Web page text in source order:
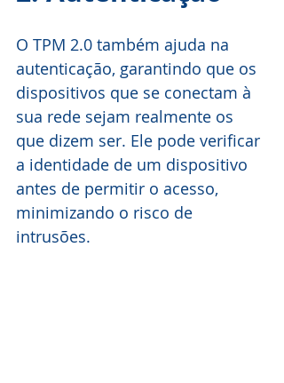
O TPM 2.0 também ajuda na
autenticação, garantindo que os
dispositivos que se conectam à
sua rede sejam realmente os
que dizem ser. Ele pode verificar
a identidade de um dispositivo
antes de permitir o acesso,
minimizando o risco de
intrusões.